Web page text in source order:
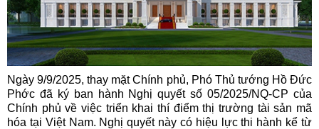
Ngày 9/9/2025, thay mặt Chính phủ, Phó Thủ tướng Hồ Đức
Phớc đã ký ban hành Nghị quyết số 05/2025/NQ-CP của
Chính phủ về việc triển khai thí điểm thị trường tài sản mã
hóa tại Việt Nam. Nghị quyết này có hiệu lực thi hành kể từ